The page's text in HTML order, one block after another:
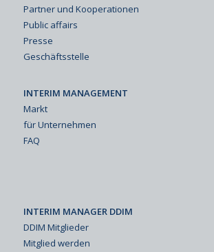
Partner und Kooperationen
Public affairs
Presse
Geschäftsstelle
INTERIM MANAGEMENT
Markt
für Unternehmen
FAQ
INTERIM MANAGER DDIM
DDIM Mitglieder
Mitglied werden